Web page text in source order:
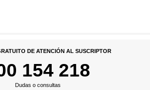
DE ATENCIÓN AL SUSCRIPTOR
154 218
Dudas o consultas